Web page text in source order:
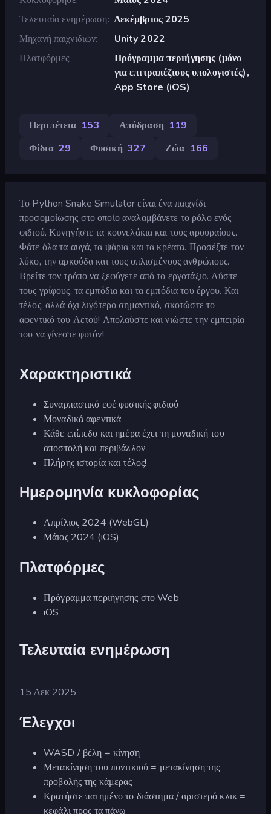
Τελευταία ενημέρωση Δεκέμβριος 2025
Μηχανή παιχνιδιών
Unity 2022
Πλατφόρμες
Πρόγραμμα περιήγησης (μόνο
για επιτραπέζιους υπολογιστές),
App Store (iOS)
Περιπέτεια 153 Απόδραση 119
Φίδια 29 Φυσική 327 Ζώα 166
Το Python Snake Simulator είναι ένα παιχνίδι
προσομοίωσης στο οποίο αναλαμβάνετε το ρόλο ενός
φιδιού. Κυνηγήστε τα κουνελάκια και τους αρουραίους.
Φάτε όλα τα αυγά, τα ψάρια και τα κρέατα. Προσέξτε τον
λύκο, την αρκούδα και τους οπλισμένους ανθρώπους.
Βρείτε τον τρόπο να ξεφύγετε από το εργοτάξιο. Λύστε
τους γρίφους, τα εμπόδια και τα εμπόδια του έργου. Και
τέλος, αλλά όχι λιγότερο σημαντικό, σκοτώστε το
αφεντικό του Αετού! Απολαύστε και νιώστε την εμπειρία
του να γίνεστε φυτόν!
Χαρακτηριστικά
Συναρπαστικό εφέ φυσικής φιδιού
Μοναδικά αφεντικά
Κάθε επίπεδο και ημέρα έχει τη μοναδική του
αποστολή και περιβάλλον
Πλήρης ιστορία και τέλος!
Ημερομηνία κυκλοφορίας
Απρίλιος 2024 (WebGL)
Μάιος 2024 (iOS)
Πλατφόρμες
Πρόγραμμα περιήγησης στο Web
iOS
Τελευταία ενημέρωση
15 Δεκ 2025
Έλεγχοι
WASD / βέλη = κίνηση
Μετακίνηση του ποντικιού = μετακίνηση της
προβολής της κάμερας
Κρατήστε πατημένο το διάστημα / αριστερό κλικ =
κεφάλι προς τα πάνω